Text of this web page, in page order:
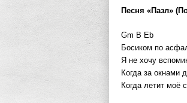
Песня «Пазл»
Gm B Eb
Босиком по
Я не хочу
Когда за окнами
Когда летит моё